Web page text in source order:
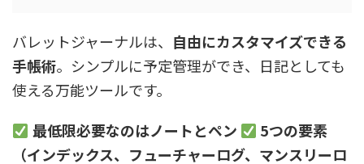
バレットジャーナルは、 自由にカスタマイズできる
手帳術。シンプルに予定管理ができ、日記としても
使える万能ツールです。
最低限必要なのはノートとペン
5つの要素
（インデックス、フューチャーログ、マンスリーロ